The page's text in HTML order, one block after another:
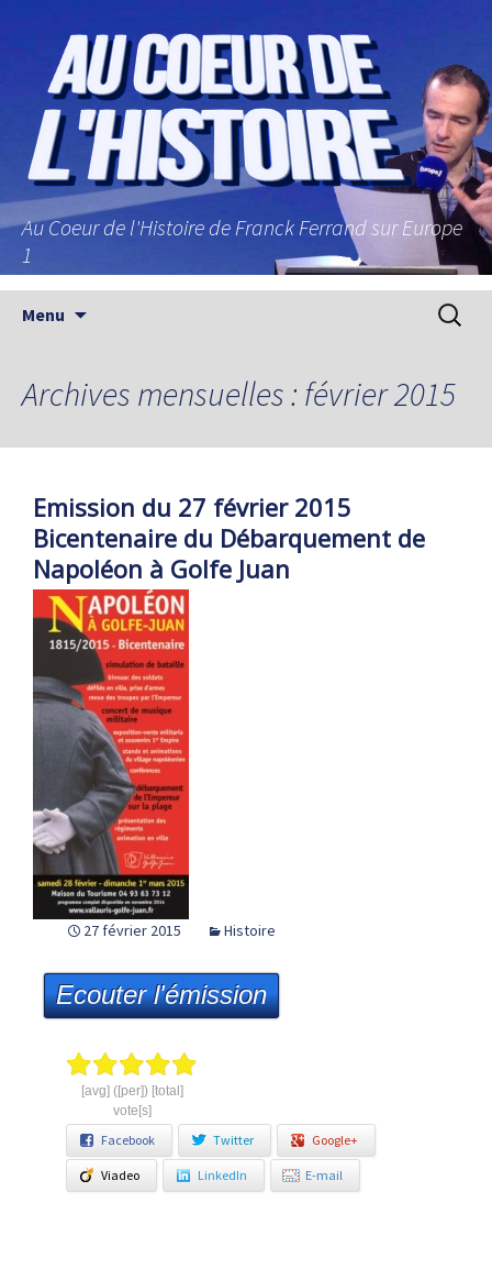
Au Coeur de l'Histoire de Franck Ferrand sur Europe
1
Menu
Archives mensuelles : février 2015
Emission du 27 février 2015
Bicentenaire du Débarquement de
Napoléon à Golfe Juan
27 février 2015 Histoire
Ecouter l'émission
[avg] ([per]) [total]
vote[s]
Facebook Twitter Google+
Viadeo LinkedIn E-mail